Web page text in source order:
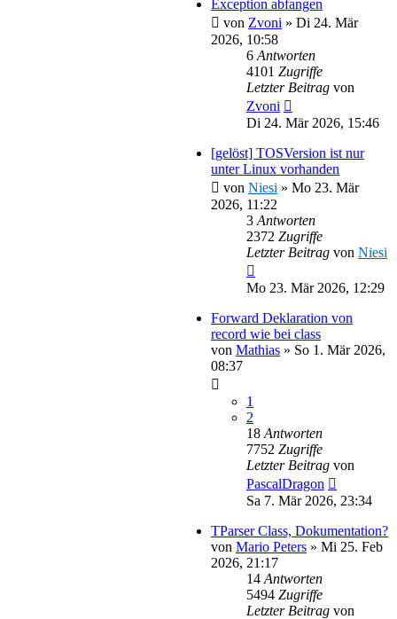
Exception abfangen
von Zvoni » Di 24. Mär
2026, 10:58
6 Antworten
4101 Zugriffe
Letzter Beitrag von
Zvoni
Di 24. Mär 2026, 15:46
[gelöst] TOSVersion ist nur
unter Linux vorhanden
von Niesi » Mo 23. Mär
2026, 11:22
3 Antworten
2372 Zugriffe
Letzter Beitrag von Niesi
Mo 23. Mär 2026, 12:29
Forward Deklaration von
record wie bei class
von Mathias » So 1. Mär 2026,
08:37
1
2
18 Antworten
7752 Zugriffe
Letzter Beitrag von
PascalDragon
Sa 7. Mär 2026, 23:34
TParser Class, Dokumentation?
von Mario Peters » Mi 25. Feb
2026, 21:17
14 Antworten
5494 Zugriffe
Letzter Beitrag von